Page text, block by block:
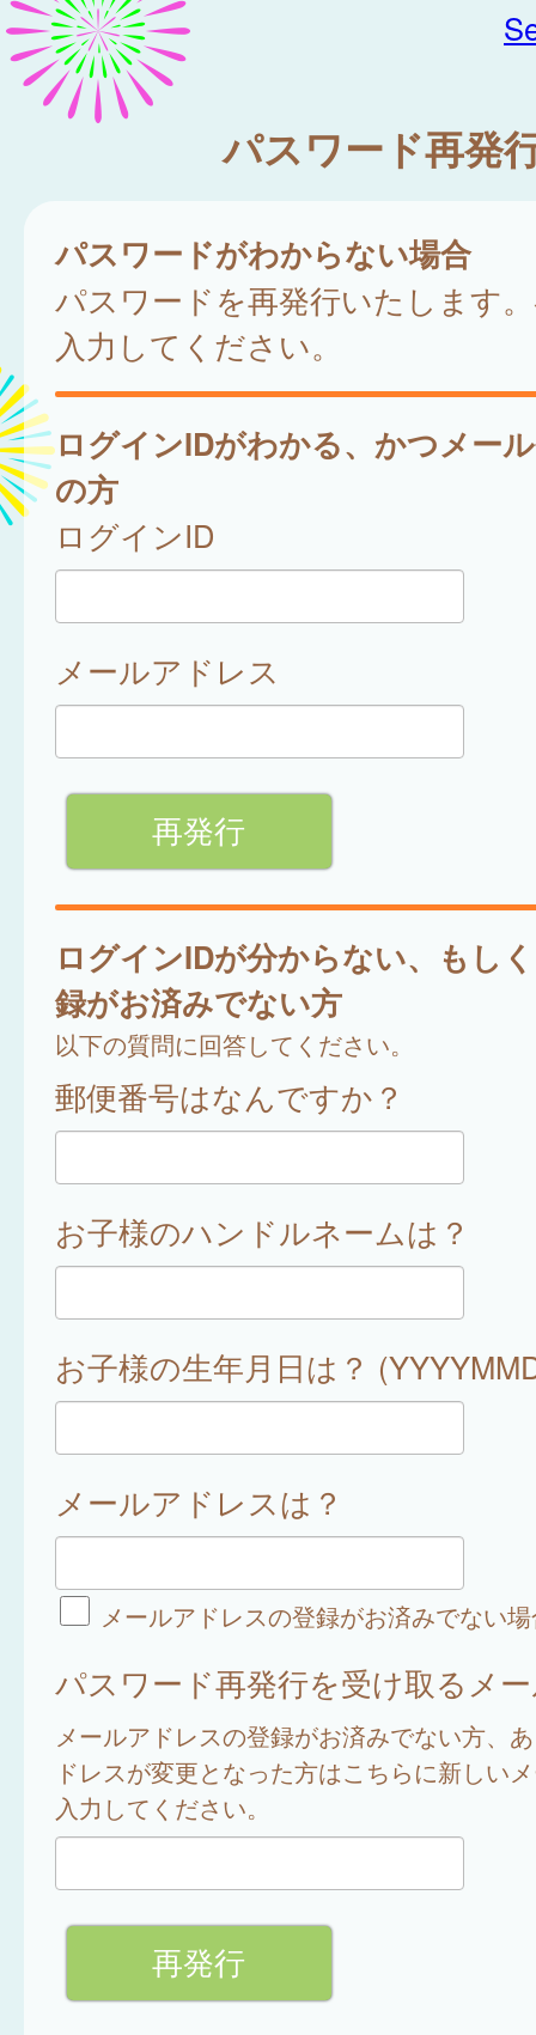
パスワード再発
パスワードがわからない場合
パスワードを再発行いたします
入力してください。
ログインIDがわかる、かつメー
の方
ログインID
メールアドレス
ログインIDが分からない、もし
録がお済みでない方
以下の質問に回答してください。
郵便番号はなんですか？
お子様のハンドルネームは？
お子様の生年月日は？
メールアドレスは？
メールアドレスの登録がお済みでない
パスワード再発行を受け取るメ
メールアドレスの登録がお済みでない方、
ドレスが変更となった方はこちらに新しい
入力してください。